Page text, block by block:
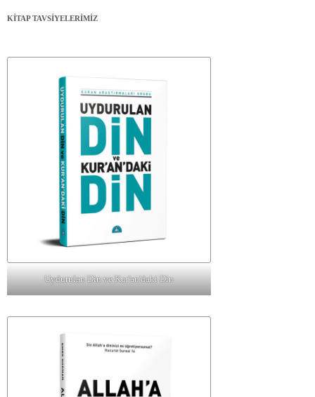
KİTAP TAVSİYELERİMİZ
Uydurulan Din ve Kur'an'daki Din